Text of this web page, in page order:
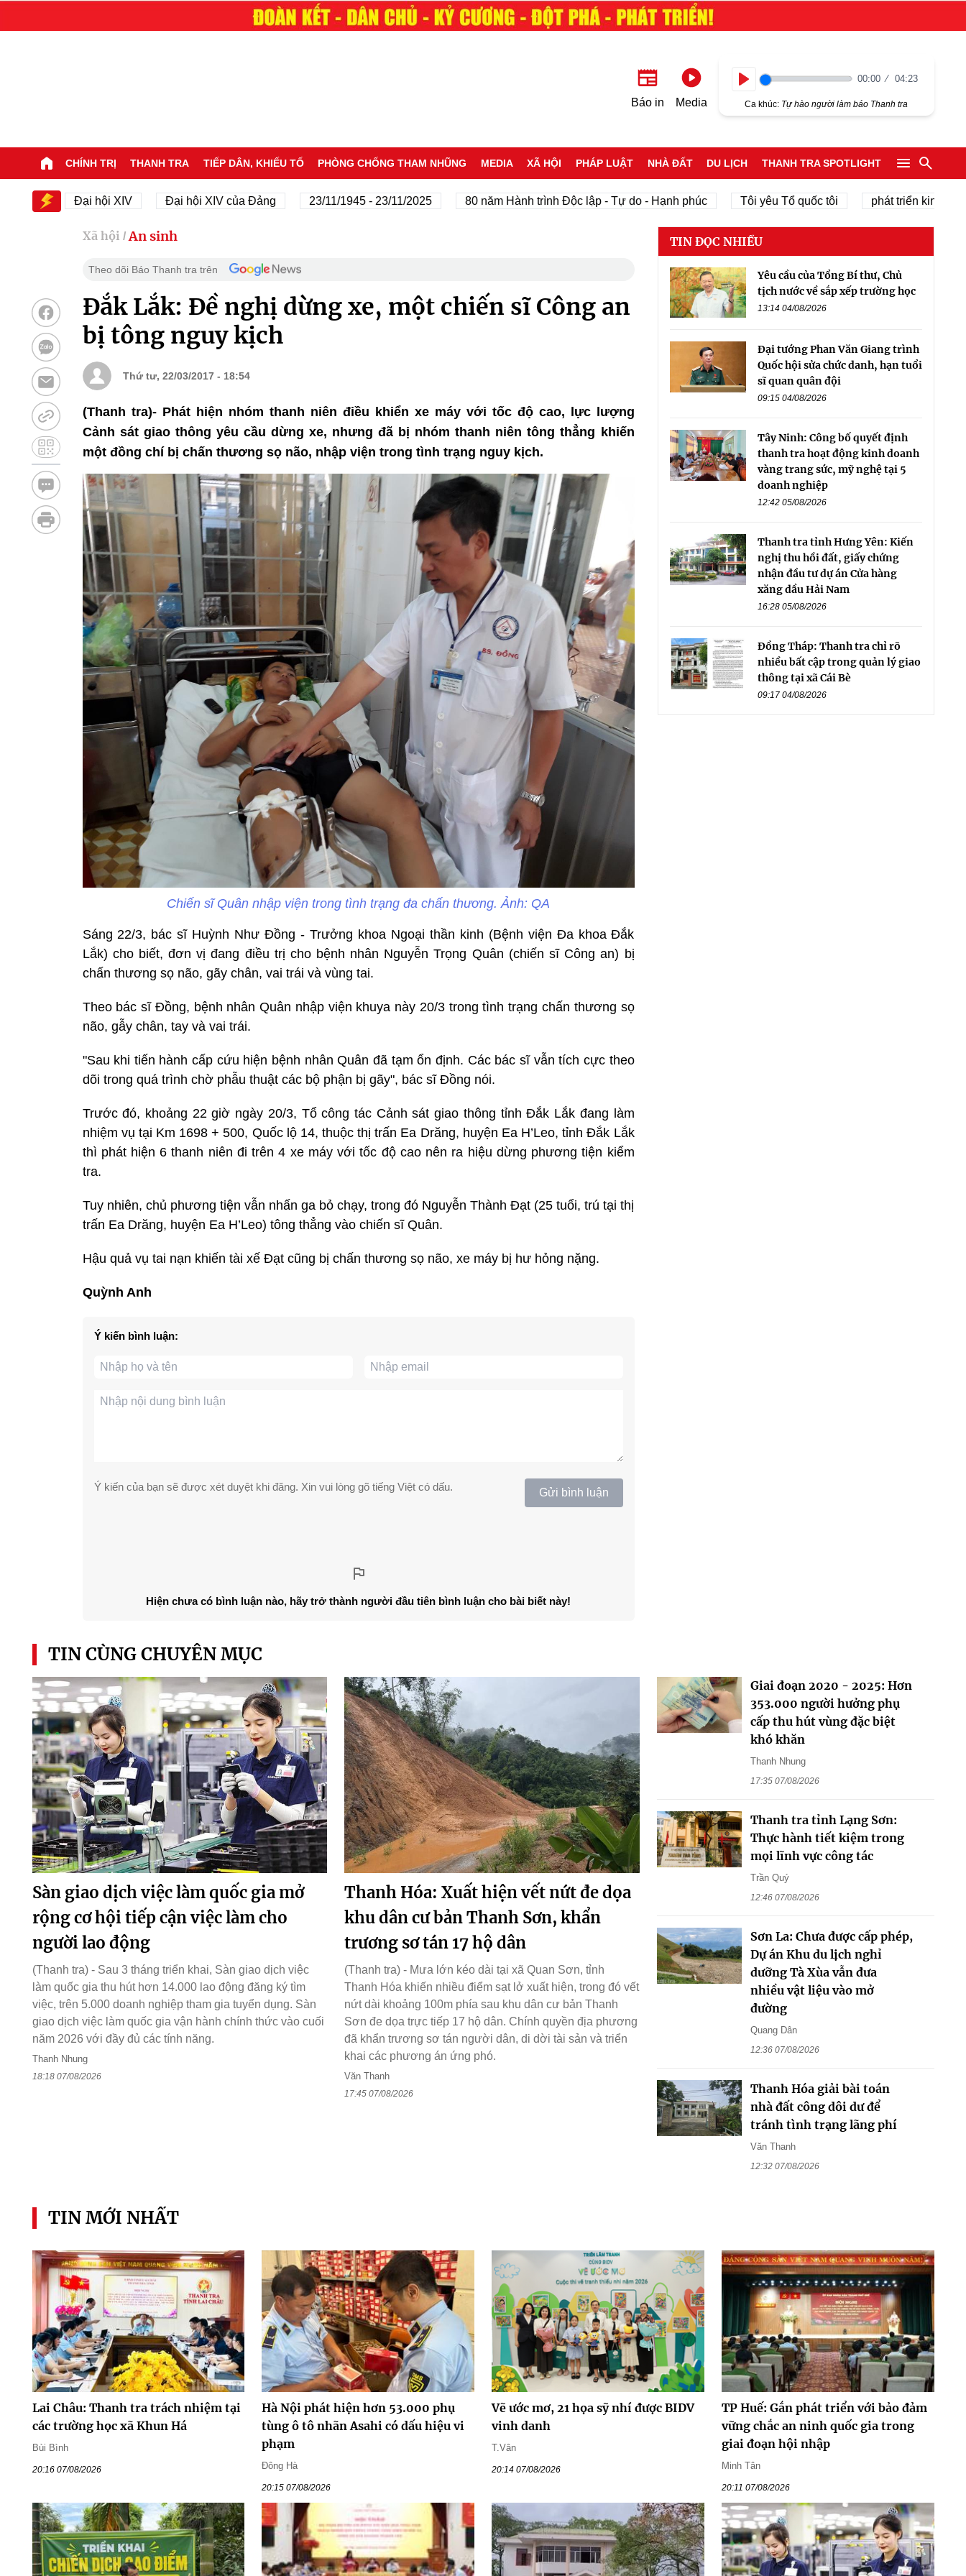
Báo in Media
00:00 04:23
Ca khúc: Tự hào người làm báo Thanh tra
CHÍNH TRỊ THANH TRA TIẾP DÂN, KHIẾU TỐ PHÒNG CHỐNG THAM NHŨNG MEDIA XÃ HỘI PHÁP LUẬT NHÀ ĐẤT DU LỊCH THANH TRA SPOTLIGHT
Đại hội XIV Đại hội XIV của Đảng 23/11/1945 - 23/11/2025 80 năm Hành trình Độc lập - Tự do - Hạnh phúc Tôi yêu Tổ quốc tôi phát triển kinh tế tư nhân
Xã hội / An sinh
Theo dõi Báo Thanh tra trên
Đắk Lắk: Đề nghị dừng xe, một chiến sĩ Công an
bị tông nguy kịch
Thứ tư, 22/03/2017 - 18:54
(Thanh tra)- Phát hiện nhóm thanh niên điều khiển xe máy với tốc độ cao, lực lượng
Cảnh sát giao thông yêu cầu dừng xe, nhưng đã bị nhóm thanh niên tông thẳng khiến
một đồng chí bị chấn thương sọ não, nhập viện trong tình trạng nguy kịch.
Chiến sĩ Quân nhập viện trong tình trạng đa chấn thương. Ảnh: QA
Sáng 22/3, bác sĩ Huỳnh Như Đồng - Trưởng khoa Ngoại thần kinh (Bệnh viện Đa khoa Đắk
Lắk) cho biết, đơn vị đang điều trị cho bệnh nhân Nguyễn Trọng Quân (chiến sĩ Công an) bị
chấn thương sọ não, gãy chân, vai trái và vùng tai.
Theo bác sĩ Đồng, bệnh nhân Quân nhập viện khuya này 20/3 trong tình trạng chấn thương sọ
não, gẫy chân, tay và vai trái.
"Sau khi tiến hành cấp cứu hiện bệnh nhân Quân đã tạm ổn định. Các bác sĩ vẫn tích cực theo
dõi trong quá trình chờ phẫu thuật các bộ phận bị gãy", bác sĩ Đồng nói.
Trước đó, khoảng 22 giờ ngày 20/3, Tổ công tác Cảnh sát giao thông tỉnh Đắk Lắk đang làm
nhiệm vụ tại Km 1698 + 500, Quốc lộ 14, thuộc thị trấn Ea Drăng, huyện Ea H’Leo, tỉnh Đắk Lắk
thì phát hiện 6 thanh niên đi trên 4 xe máy với tốc độ cao nên ra hiệu dừng phương tiện kiểm
tra.
Tuy nhiên, chủ phương tiện vẫn nhấn ga bỏ chạy, trong đó Nguyễn Thành Đạt (25 tuổi, trú tại thị
trấn Ea Drăng, huyện Ea H’Leo) tông thẳng vào chiến sĩ Quân.
Hậu quả vụ tai nạn khiến tài xế Đạt cũng bị chấn thương sọ não, xe máy bị hư hỏng nặng.
Quỳnh Anh
Ý kiến bình luận:
Ý kiến của bạn sẽ được xét duyệt khi đăng. Xin vui lòng gõ tiếng Việt có dấu. Gửi bình luận
Hiện chưa có bình luận nào, hãy trở thành người đầu tiên bình luận cho bài biết này!
TIN ĐỌC NHIỀU
Yêu cầu của Tổng Bí thư, Chủ
tịch nước về sắp xếp trường học
13:14 04/08/2026
Đại tướng Phan Văn Giang trình
Quốc hội sửa chức danh, hạn tuổi
sĩ quan quân đội
09:15 04/08/2026
Tây Ninh: Công bố quyết định
thanh tra hoạt động kinh doanh
vàng trang sức, mỹ nghệ tại 5
doanh nghiệp
12:42 05/08/2026
Thanh tra tỉnh Hưng Yên: Kiến
nghị thu hồi đất, giấy chứng
nhận đầu tư dự án Cửa hàng
xăng dầu Hải Nam
16:28 05/08/2026
Đồng Tháp: Thanh tra chỉ rõ
nhiều bất cập trong quản lý giao
thông tại xã Cái Bè
09:17 04/08/2026
TIN CÙNG CHUYÊN MỤC
Sàn giao dịch việc làm quốc gia mở
rộng cơ hội tiếp cận việc làm cho
người lao động
(Thanh tra) - Sau 3 tháng triển khai, Sàn giao dịch việc
làm quốc gia thu hút hơn 14.000 lao động đăng ký tìm
việc, trên 5.000 doanh nghiệp tham gia tuyển dụng. Sàn
giao dịch việc làm quốc gia vận hành chính thức vào cuối
năm 2026 với đầy đủ các tính năng.
Thanh Nhung
18:18 07/08/2026
Thanh Hóa: Xuất hiện vết nứt đe dọa
khu dân cư bản Thanh Sơn, khẩn
trương sơ tán 17 hộ dân
(Thanh tra) - Mưa lớn kéo dài tại xã Quan Sơn, tỉnh
Thanh Hóa khiến nhiều điểm sạt lở xuất hiện, trong đó vết
nứt dài khoảng 100m phía sau khu dân cư bản Thanh
Sơn đe dọa trực tiếp 17 hộ dân. Chính quyền địa phương
đã khẩn trương sơ tán người dân, di dời tài sản và triển
khai các phương án ứng phó.
Văn Thanh
17:45 07/08/2026
Giai đoạn 2020 - 2025: Hơn
353.000 người hưởng phụ
cấp thu hút vùng đặc biệt
khó khăn
Thanh Nhung
17:35 07/08/2026
Thanh tra tỉnh Lạng Sơn:
Thực hành tiết kiệm trong
mọi lĩnh vực công tác
Trần Quý
12:46 07/08/2026
Sơn La: Chưa được cấp phép,
Dự án Khu du lịch nghỉ
dưỡng Tà Xùa vẫn đưa
nhiều vật liệu vào mở
đường
Quang Dân
12:36 07/08/2026
Thanh Hóa giải bài toán
nhà đất công dôi dư để
tránh tình trạng lãng phí
Văn Thanh
12:32 07/08/2026
TIN MỚI NHẤT
Lai Châu: Thanh tra trách nhiệm tại
các trường học xã Khun Há
Bùi Bình
20:16 07/08/2026
Hà Nội phát hiện hơn 53.000 phụ
tùng ô tô nhãn Asahi có dấu hiệu vi
phạm
Đông Hà
20:15 07/08/2026
Vẽ ước mơ, 21 họa sỹ nhí được BIDV
vinh danh
T.Vân
20:14 07/08/2026
TP Huế: Gắn phát triển với bảo đảm
vững chắc an ninh quốc gia trong
giai đoạn hội nhập
Minh Tân
20:11 07/08/2026